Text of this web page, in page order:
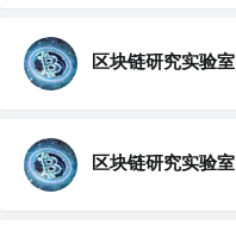
区块链研究实验室
区块链研究实验室